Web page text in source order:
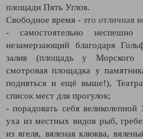
площади Пять Углов.
Свободное время - это отличная
- самостоятельно неспешно
незамерзающий благодаря
залив (площадь у Морского
смотровая площадка у
подняться и ещё выше!),
список мест для прогулок;
- порадовать себя
уха из местных видов рыб,
из ягеля, вяленая клюква,